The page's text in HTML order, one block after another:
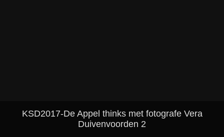
KSD2017-De Appel thinks met fotografe Vera
Duivenvoorden 2